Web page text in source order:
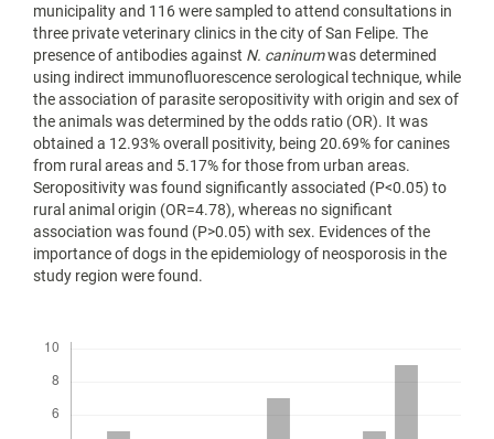
municipality and 116 were sampled to attend consultations in
three private veterinary clinics in the city of San Felipe. The
presence of antibodies against N. caninumwas determined
using indirect immunofluorescence serological technique, while
the association of parasite seropositivity with origin and sex of
the animals was determined by the odds ratio (OR). It was
obtained a 12.93% overall positivity, being 20.69% for canines
from rural areas and 5.17% for those from urban areas.
Seropositivity was found significantly associated (P<0.05) to
rural animal origin (OR=4.78), whereas no significant
association was found (P>0.05) with sex. Evidences of the
importance of dogs in the epidemiology of neosporosis in the
study region were found.